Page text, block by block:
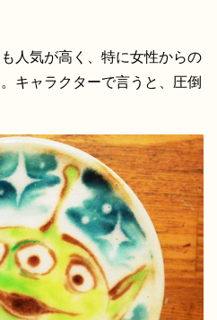
人気が高く、特に女性からの
キャラクターで言うと、圧倒